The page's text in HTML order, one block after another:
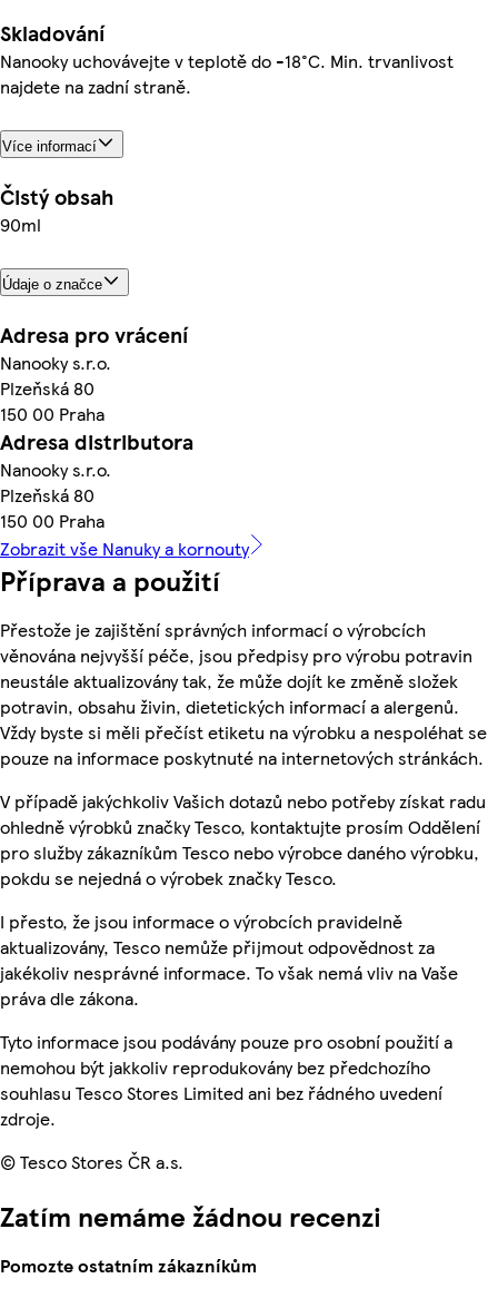
Skladování
Nanooky uchovávejte v teplotě do -18°C. Min. trvanlivost
najdete na zadní straně.
Více informací
Čistý obsah
90ml
Údaje o značce
Adresa pro vrácení
Nanooky s.r.o.
Plzeňská 80
150 00 Praha
Adresa distributora
Nanooky s.r.o.
Plzeňská 80
150 00 Praha
Zobrazit vše Nanuky a kornouty
Příprava a použití
Přestože je zajištění správných informací o výrobcích
věnována nejvyšší péče, jsou předpisy pro výrobu potravin
neustále aktualizovány tak, že může dojít ke změně složek
potravin, obsahu živin, dietetických informací a alergenů.
Vždy byste si měli přečíst etiketu na výrobku a nespoléhat se
pouze na informace poskytnuté na internetových stránkách.
V případě jakýchkoliv Vašich dotazů nebo potřeby získat radu
ohledně výrobků značky Tesco, kontaktujte prosím Oddělení
pro služby zákazníkům Tesco nebo výrobce daného výrobku,
pokdu se nejedná o výrobek značky Tesco.
I přesto, že jsou informace o výrobcích pravidelně
aktualizovány, Tesco nemůže přijmout odpovědnost za
jakékoliv nesprávné informace. To však nemá vliv na Vaše
práva dle zákona.
Tyto informace jsou podávány pouze pro osobní použití a
nemohou být jakkoliv reprodukovány bez předchozího
souhlasu Tesco Stores Limited ani bez řádného uvedení
zdroje.
© Tesco Stores ČR a.s.
Zatím nemáme žádnou recenzi
Pomozte ostatním zákazníkům